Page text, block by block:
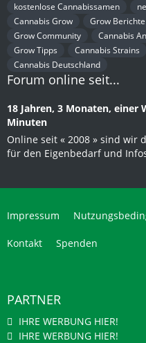
kostenlose Cannabissamen
Cannabis Grow
Grow Berichte
Grow Community
Cannabis
Grow Tipps
Cannabis Strains
Cannabis Deutschland
Forum online seit...
18 Jahren, 3 Monaten, einer
Minuten
Online seit « 2008 » sind wir
für den Eigenbedarf und
Impressum
Kontakt Spenden
PARTNER
IHRE WERBUNG HIER!
IHRE WERBUNG HIER!